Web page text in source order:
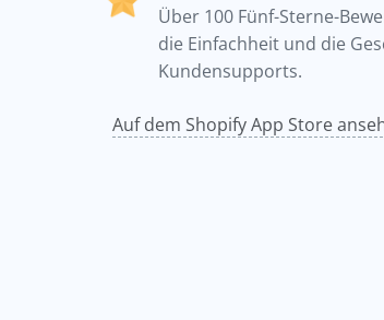
Über 100 Fünf-Sterne-
die Einfachheit und die
Kundensupports.
Auf dem Shopify App Store